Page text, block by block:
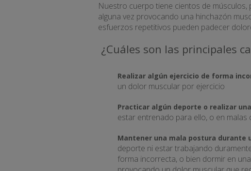
Nuestro cuerpo tiene cientos de
alguna vez provocando una hinchazón
esfuerzos repetitivos pueden padecer
¿Cuáles son las principales
Realizar algún ejercicio de forma
un dolor muscular por ejercicio
Practicar algún deporte o realizar
estar entrenado para ello, o en malas
Mantener una mala postura durante
deporte ni estar trabajando
forma incorrecta, o bien dormir en